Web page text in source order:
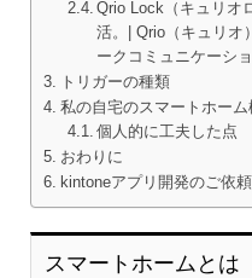
Qrio Lock（キュリオ
活。| Qrio（キュリオ
ークコミュニケーシ
トリガーの種類
私の自宅のスマートホーム
個人的に工夫した点
おわりに
kintoneアプリ開発のご依
スマートホームとは